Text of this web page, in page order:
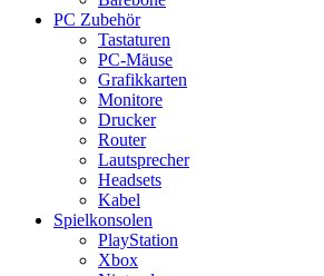
PC Zubehör
Tastaturen
PC-Mäuse
Grafikkarten
Monitore
Drucker
Router
Lautsprecher
Headsets
Kabel
Spielkonsolen
PlayStation
Xbox